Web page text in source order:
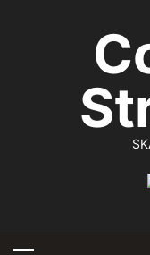
содержимому